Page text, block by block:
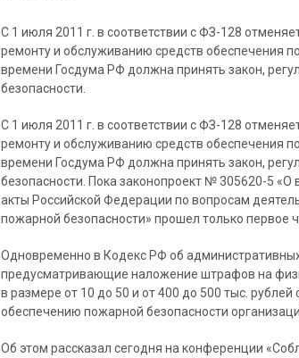
С 1 июля 2011 г. в соответствии с ФЗ-128
ремонту и обслуживанию средств обеспечения
времени Госдума РФ должна принять закон,
безопасности.
С 1 июля 2011 г. в соответствии с ФЗ-128
ремонту и обслуживанию средств обеспечения
времени Госдума РФ должна принять закон,
безопасности. Пока законопроект № 305620-5
акты Российской Федерации по вопросам
пожарной безопасности» прошел только первое
Одновременно в Кодекс РФ об
предусматривающие наложение штрафов на
в размере от 10 до 50 и от 400 до 500 тыс.
обеспечению пожарной безопасности
Об этом рассказал сегодня на конференции